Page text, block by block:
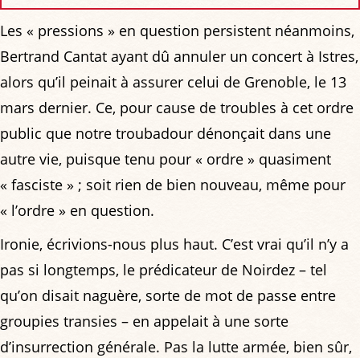
Les « pressions » en question persistent néanmoins,
Bertrand Cantat ayant dû annuler un concert à Istres,
alors qu’il peinait à assurer celui de Grenoble, le 13
mars dernier. Ce, pour cause de troubles à cet ordre
public que notre troubadour dénonçait dans une
autre vie, puisque tenu pour « ordre » quasiment
« fasciste » ; soit rien de bien nouveau, même pour
« l’ordre » en question.
Ironie, écrivions-nous plus haut. C’est vrai qu’il n’y a
pas si longtemps, le prédicateur de Noirdez – tel
qu’on disait naguère, sorte de mot de passe entre
groupies transies – en appelait à une sorte
d’insurrection générale. Pas la lutte armée, bien sûr,